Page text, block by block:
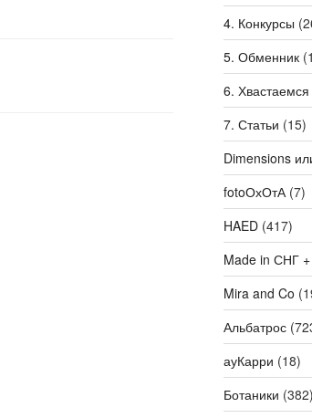
4. Конкурсы
5. Обменник
6. Хвастаемся
7. Статьи (15)
Dimensions
fotoОхОтА(7)
HAED(417)
Made in СНГ
Mira and Co
Альбатрос
ауКарри (18)
Ботаники